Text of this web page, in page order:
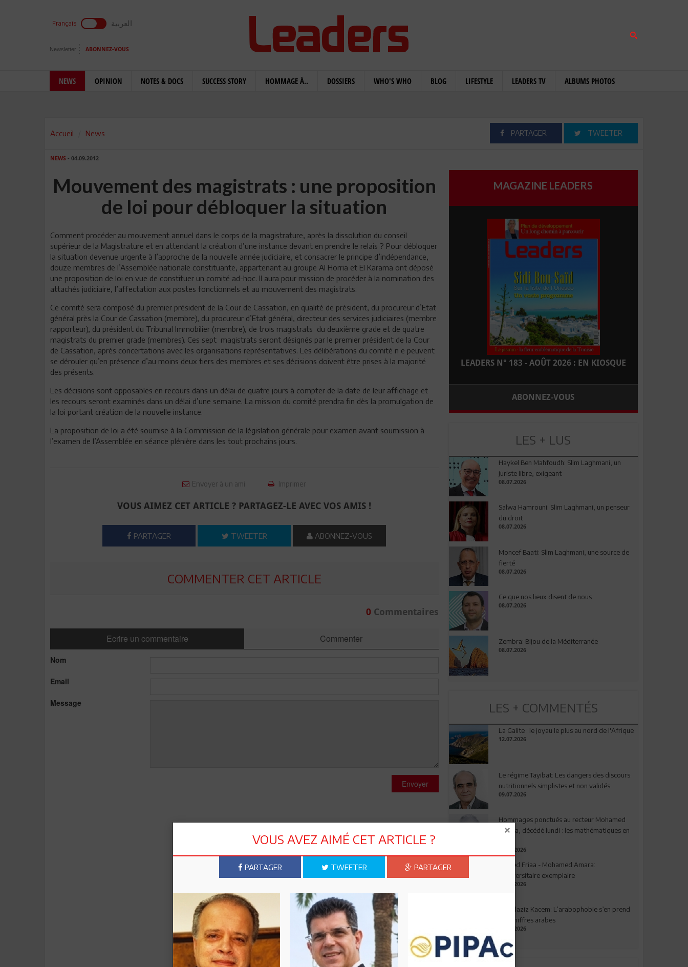
Français العربية
Newsletter ABONNEZ-VOUS
NEWS OPINION NOTES & DOCS SUCCESS STORY HOMMAGE À.. DOSSIERS WHO'S WHO BLOG LIFESTYLE LEADERS TV ALBUMS PHOTOS
Accueil News PARTAGER TWEETER
NEWS - 04.09.2012
Mouvement des magistrats : une proposition
de loi pour débloquer la situation
Comment procéder au mouvement annuel dans le corps de la magistrature, après la dissolution du conseil
supérieur de la Magistrature et en attendant la création d’une instance devant en prendre le relais ? Pour débloquer
la situation devenue urgente à l’approche de la nouvelle année judiciaire, et consacrer le principe d’indépendance,
douze membres de l’Assemblée nationale constituante, appartenant au groupe Al Horria et El Karama ont déposé
une proposition de loi en vue de constituer un comité ad-hoc. Il aura pour mission de procéder à la nomination des
attachés judiciaire, l’affectation aux postes fonctionnels et au mouvement des magistrats.
Ce comité sera composé du premier président de la Cour de Cassation, en qualité de président, du procureur d’Etat
général près la Cour de Cassation (membre), du procureur d’Etat général, directeur des services judiciaires (membre
rapporteur), du président du Tribunal Immobilier (membre), de trois magistrats du deuxième grade et de quatre
magistrats du premier grade (membres). Ces sept magistrats seront désignés par le premier président de la Cour
de Cassation, après concertations avec les organisations représentatives. Les délibérations du comité n e peuvent
se dérouler qu’en présence d’au moins deux tiers des membres et ses décisions doivent être prises à la majorité
des présents.
Les décisions sont opposables en recours dans un délai de quatre jours à compter de la date de leur affichage et
les recours seront examinés dans un délai d’une semaine. La mission du comité prendra fin dès la promulgation de
la loi portant création de la nouvelle instance.
La proposition de loi a été soumise à la Commission de la législation générale pour examen avant soumission à
l’examen de l’Assemblée en séance plénière dans les tout prochains jours.
Envoyer à un ami Imprimer
VOUS AIMEZ CET ARTICLE ? PARTAGEZ-LE AVEC VOS AMIS !
PARTAGER TWEETER ABONNEZ-VOUS
COMMENTER CET ARTICLE
0Commentaires
Ecrire un commentaire Commenter
Nom
Email
Message
Envoyer
MAGAZINE LEADERS
LEADERS N° 183 - AOÛT 2026 : EN KIOSQUE
ABONNEZ-VOUS
LES + LUS
Haykel Ben Mahfoudh: Slim Laghmani, un
juriste libre, exigeant
08.07.2026
Salwa Hamrouni: Slim Laghmani, un penseur
du droit
08.07.2026
Moncef Baati: Slim Laghmani, une source de
fierté
08.07.2026
Ce que nos lieux disent de nous
08.07.2026
Zembra: Bijou de la Méditerranée
08.07.2026
LES + COMMENTÉS
La Galite : le joyau le plus au nord de l'Afrique
12.07.2026
Le régime Tayibat: Les dangers des discours
nutritionnels simplistes et non validés
09.07.2026
Hommages ponctués au recteur Mohamed
Amara, décédé lundi : les mathématiques en
03.08.2026
Ahmed Friaa - Mohamed Amara:
l’Universitaire exemplaire
04.08.2026
Abdelaziz Kacem: L’arabophobie s’en prend
aux chiffres arabes
09.07.2026
VOUS AVEZ AIMÉ CET ARTICLE ?
PARTAGER TWEETER PARTAGER